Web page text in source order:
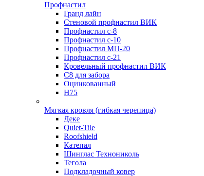
Профнастил
Гранд лайн
Стеновой профнастил ВИК
Профнастил с-8
Профнастил с-10
Профнастил МП-20
Профнастил с-21
Кровельный профнастил ВИК
С8 для забора
Оцинкованный
Н75
Мягкая кровля (гибкая черепица)
Деке
Quiet-Tile
Roofshield
Катепал
Шинглас Технониколь
Тегола
Подкладочный ковер